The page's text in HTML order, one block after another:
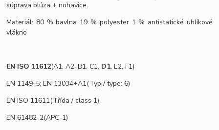
súprava blúza + nohavice.
Materiál: 80 % bavlna 19 % polyester 1 % antistatické uhlíkové
vlákno
EN ISO 11612(A1, A2, B1, C1, D1, E2, F1)
EN 1149-5; EN 13034+A1(Typ / type: 6)
EN ISO 11611(Třída / class 1)
EN 61482-2(APC-1)